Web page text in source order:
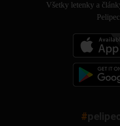
Všetky letenky a
#